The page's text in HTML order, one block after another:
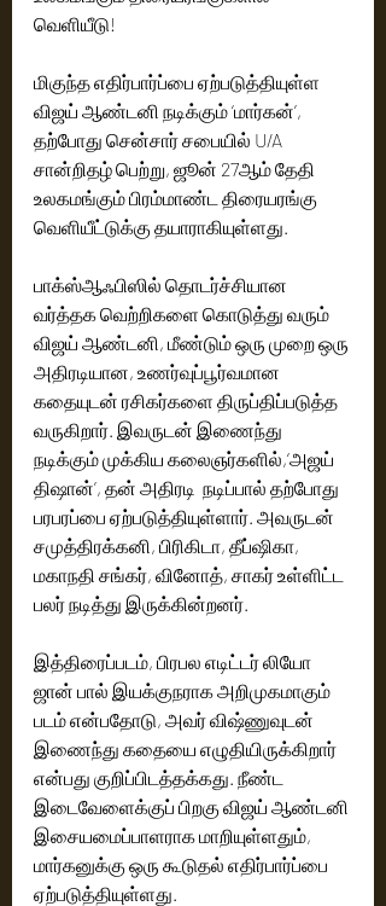
வெளியீடு!
மிகுந்த எதிர்பார்ப்பை ஏற்படுத்தியுள்ள
விஜய் ஆண்டனி நடிக்கும் ‘மார்கன்’,
தற்போது சென்சார் சபையில் U/A
சான்றிதழ் பெற்று, ஜூன் 27ஆம் தேதி
உலகமங்கும் பிரம்மாண்ட திரையரங்கு
வெளியீட்டுக்கு தயாராகியுள்ளது.
பாக்ஸ்ஆஃபிஸில் தொடர்ச்சியான
வர்த்தக வெற்றிகளை கொடுத்து வரும்
விஜய் ஆண்டனி, மீண்டும் ஒரு முறை ஒரு
அதிரடியான, உணர்வுப்பூர்வமான
கதையுடன் ரசிகர்களை திருப்திப்படுத்த
வருகிறார். இவருடன் இணைந்து
நடிக்கும் முக்கிய கலைஞர்களில்,‘அஜய்
திஷான்’, தன் அதிரடி  நடிப்பால் தற்போது
பரபரப்பை ஏற்படுத்தியுள்ளார். அவருடன்
சமுத்திரக்கனி, பிரிகிடா, தீப்ஷிகா,
மகாநதி சங்கர், வினோத், சாகர் உள்ளிட்ட
பலர் நடித்து இருக்கின்றனர்.
இத்திரைப்படம், பிரபல எடிட்டர் லியோ
ஜான் பால் இயக்குநராக அறிமுகமாகும்
படம் என்பதோடு, அவர் விஷ்ணுவுடன்
இணைந்து கதையை எழுதியிருக்கிறார்
என்பது குறிப்பிடத்தக்கது. நீண்ட
இடைவேளைக்குப் பிறகு விஜய் ஆண்டனி
இசையமைப்பாளராக மாறியுள்ளதும்,
மார்கனுக்கு ஒரு கூடுதல் எதிர்பார்ப்பை
ஏற்படுத்தியுள்ளது.